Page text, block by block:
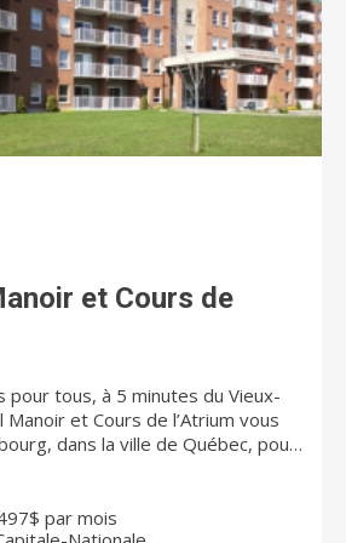
de résidences pour
Au Québec, Chartwell compte
et emploie environ 3 000
plus amples renseignements,
et Cours de
pour tous, à 5 minutes du Vieux-
dans la ville de Québec, pour
retraite avec le
lui confère sa vaste expérience
par mois